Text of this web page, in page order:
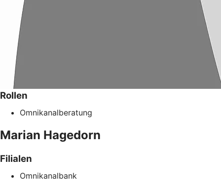
Rollen
Omnikanalberatung
Marian Hagedorn
Filialen
Omnikanalbank